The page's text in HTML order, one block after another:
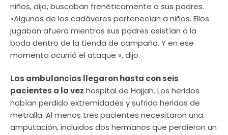
niños, dijo, buscaban frenéticamente a sus padres.
«Algunos de los cadáveres pertenecían a niños. Ellos
jugaban afuera mientras sus padres asistían a la
boda dentro de la tienda de campaña. Y en ese
momento ocurrió el ataque «, dijo.
Las ambulancias llegaron hasta con seis
pacientes a la vez hospital de Hajjah. Los heridos
habían perdido extremidades y sufrido heridas de
metralla. Al menos tres pacientes necesitaron una
amputación, incluidos dos hermanos que perdieron un